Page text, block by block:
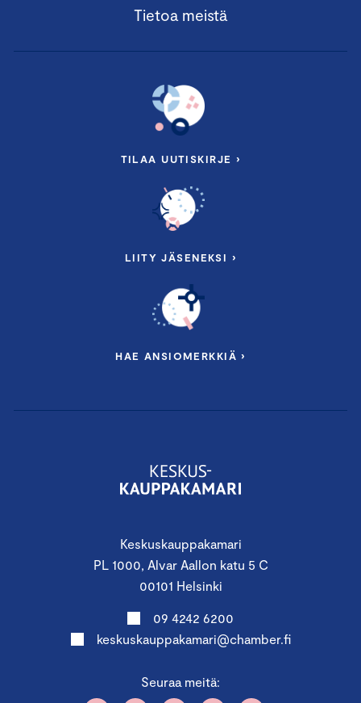
Keskuskauppakamari
PL 1000, Alvar Aallon katu 5 C
00101 Helsinki
09 4242 6200
keskuskauppakamari@chamber.fi
Seuraa meitä:
Tietoa meistä
TILAA UUTISKIRJE ›
LIITY JÄSENEKSI ›
HAE ANSIOMERKKIÄ ›